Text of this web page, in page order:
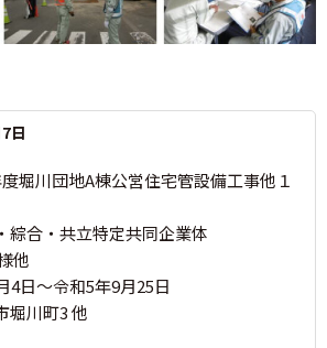
日
度堀川団地A棟公営住宅管設備工事他１
共立特定共同企業体
他
4日～令和5年9月25日
堀川町3 他